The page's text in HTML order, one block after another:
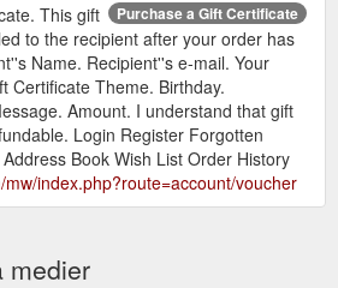
Purchase a Gift Certificate
This gift
to the recipient after your order has
Name. Recipient''s e-mail. Your
Certificate Theme. Birthday.
Amount. I understand that gift
Login Register Forgotten
Book Wish List Order History
index.php?route=account/voucher
medier